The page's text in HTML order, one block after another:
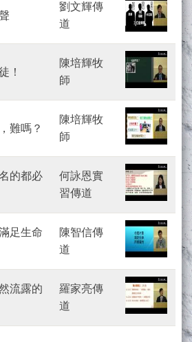
劉文輝傳
道
！
陳培輝牧
師
難嗎？
陳培輝牧
師
的都必
何詠恩實
習傳道
足生命
陳智信傳
道
流露的
羅家亮傳
道